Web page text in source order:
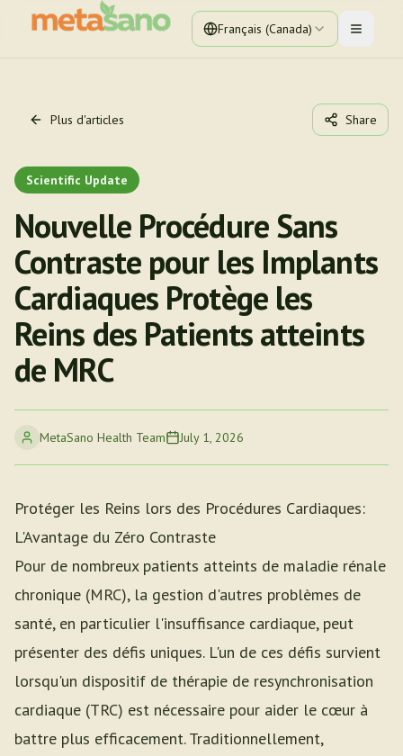
Français (Canada) Toggle
Plus d'articles Share
Scientific Update
Nouvelle Procédure Sans
Contraste pour les Implants
Cardiaques Protège les
Reins des Patients atteints
de MRC
MetaSano Health Team July 1, 2026
Protéger les Reins lors des Procédures Cardiaques:
L'Avantage du Zéro Contraste
Pour de nombreux patients atteints de maladie rénale
chronique (MRC), la gestion d'autres problèmes de
santé, en particulier l'insuffisance cardiaque, peut
présenter des défis uniques. L'un de ces défis survient
lorsqu'un dispositif de thérapie de resynchronisation
cardiaque (TRC) est nécessaire pour aider le cœur à
battre plus efficacement. Traditionnellement,